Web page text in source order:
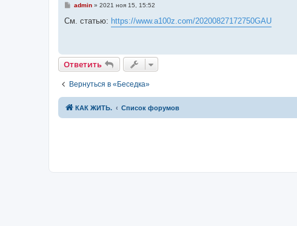
С
о
и
е
admin» 2021 ноя 15, 15:52
См. статью: https://www.a100z.com/20200827172750GAU
Ответить
Вернуться в «Беседка»
КАК ЖИТЬ. Список форумов